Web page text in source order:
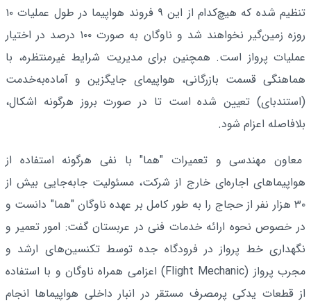
تنظیم شده که هیچ‌کدام از این ۹ فروند هواپیما در طول عملیات ۱۰
روزه زمین‌گیر نخواهند شد و ناوگان به صورت ۱۰۰ درصد در اختیار
عملیات پرواز است. همچنین برای مدیریت شرایط غیرمنتظره، با
هماهنگی قسمت بازرگانی، هواپیمای جایگزین و آماده‌به‌خدمت
(استندبای) تعیین شده است تا در صورت بروز هرگونه اشکال،
بلافاصله اعزام شود.
معاون مهندسی و تعمیرات "هما" با نفی هرگونه استفاده از
هواپیماهای اجاره‌ای خارج از شرکت، مسئولیت جابه‌جایی بیش از
۳۰ هزار نفر از حجاج را به طور کامل بر عهده ناوگان "هما" دانست و
در خصوص نحوه ارائه خدمات فنی در عربستان گفت: امور تعمیر و
نگهداری خط پرواز در فرودگاه‌ جده توسط تکنسین‌های ارشد و
مجرب پرواز (Flight Mechanic) اعزامی همراه ناوگان و با استفاده
از قطعات یدکی پرمصرف مستقر در انبار داخلی هواپیماها انجام